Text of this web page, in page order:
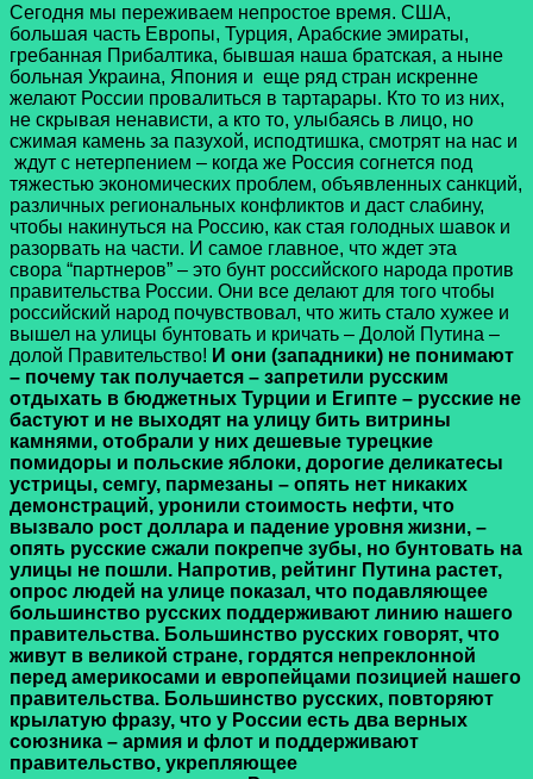
Сегодня мы переживаем непростое время. США,
большая часть Европы, Турция, Арабские эмираты,
гребанная Прибалтика, бывшая наша братская, а ныне
больная Украина, Япония и еще ряд стран искренне
желают России провалиться в тартарары. Кто то из них,
не скрывая ненависти, а кто то, улыбаясь в лицо, но
сжимая камень за пазухой, исподтишка, смотрят на нас и
ждут с нетерпением – когда же Россия согнется под
тяжестью экономических проблем, объявленных санкций,
различных региональных конфликтов и даст слабину,
чтобы накинуться на Россию, как стая голодных шавок и
разорвать на части. И самое главное, что ждет эта
свора “партнеров” – это бунт российского народа против
правительства России. Они все делают для того чтобы
российский народ почувствовал, что жить стало хужее и
вышел на улицы бунтовать и кричать – Долой Путина –
долой Правительство! И они (западники) не понимают
– почему так получается – запретили русским
отдыхать в бюджетных Турции и Египте – русские не
бастуют и не выходят на улицу бить витрины
камнями, отобрали у них дешевые турецкие
помидоры и польские яблоки, дорогие деликатесы
устрицы, семгу, пармезаны – опять нет никаких
демонстраций, уронили стоимость нефти, что
вызвало рост доллара и падение уровня жизни, –
опять русские сжали покрепче зубы, но бунтовать на
улицы не пошли. Напротив, рейтинг Путина растет,
опрос людей на улице показал, что подавляющее
большинство русских поддерживают линию нашего
правительства. Большинство русских говорят, что
живут в великой стране, гордятся непреклонной
перед америкосами и европейцами позицией нашего
правительства. Большинство русских, повторяют
крылатую фразу, что у России есть два верных
союзника – армия и флот и поддерживают
правительство, укрепляющее